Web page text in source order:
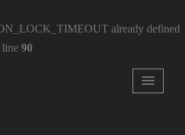
already defined
line 90